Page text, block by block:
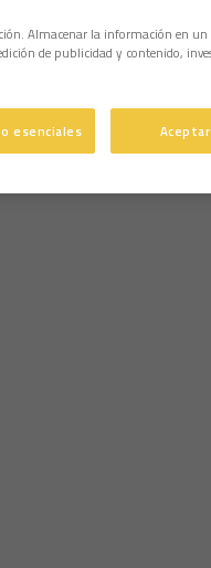
Almacenar la información en un
de publicidad y contenido,
esenciales Aceptar